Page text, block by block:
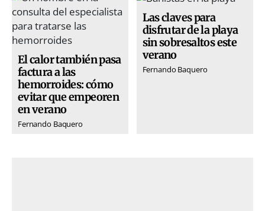
El calor también pasa
factura a las
hemorroides: cómo
evitar que empeoren
en verano
Fernando Baquero
Las claves para
disfrutar de la playa
sin sobresaltos este
verano
Fernando Baquero